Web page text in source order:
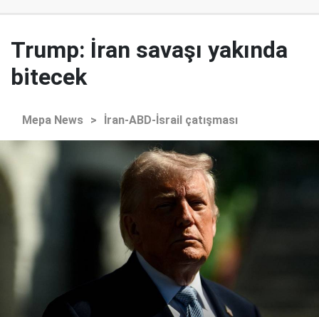
Trump: İran savaşı yakında
bitecek
Mepa News > İran-ABD-İsrail çatışması